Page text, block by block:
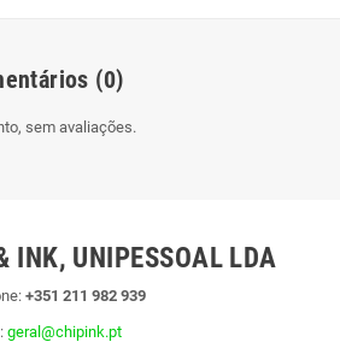
(0)
sem avaliações.
INK, UNIPESSOAL LDA
+351 211 982 939
geral@chipink.pt